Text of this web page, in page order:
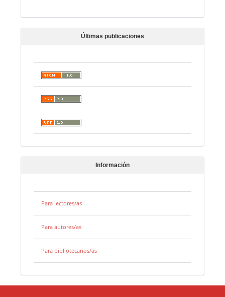
Últimas publicaciones
Información
Para lectores/as
Para autores/as
Para bibliotecarios/as